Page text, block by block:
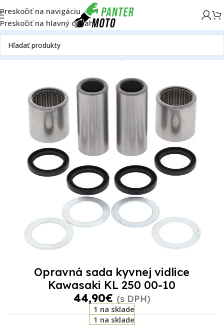
Preskočiť na navigáciu
Preskočiť na hlavný obsah
DomovON ROADRámPodvozokKyvná vidlica
Opravná sada kyvnej vidlice
Kawasaki KL 250 00-10
44,90€ (s DPH)
1 na sklade
1 na sklade